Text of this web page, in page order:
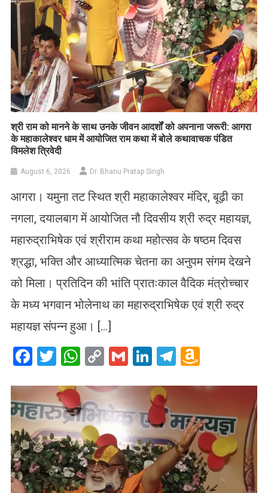
​श्री राम को मानने के साथ उनके जीवन आदर्शों को अपनाना जरूरी: आगरा
के महाकालेश्वर धाम में आयोजित राम कथा में बोले कथावाचक पंडित
विमलेश त्रिवेदी
August 6, 2026 Dr. Bhanu Pratap Singh
आगरा। यमुना तट स्थित श्री महाकालेश्वर मंदिर, बूढ़ी का
नगला, दयालबाग में आयोजित नौ दिवसीय श्री रुद्र महायज्ञ,
महारुद्राभिषेक एवं श्रीराम कथा महोत्सव के षष्ठम दिवस
श्रद्धा, भक्ति और आध्यात्मिक चेतना का अनुपम संगम देखने
को मिला। प्रतिदिन की भांति प्रातःकाल वैदिक मंत्रोच्चार
के मध्य भगवान भोलेनाथ का महारुद्राभिषेक एवं श्री रुद्र
महायज्ञ संपन्न हुआ। […]
Facebook
Twitter
WhatsApp
CopyGmailLinkedIn
Telegram
List